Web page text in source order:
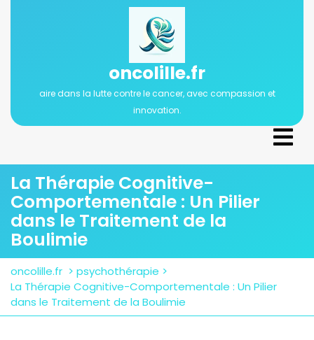
oncolille.fr
aire dans la lutte contre le cancer, avec compassion et
innovation.
La Thérapie Cognitive-
Comportementale : Un Pilier
dans le Traitement de la
Boulimie
oncolille.fr > psychothérapie >
La Thérapie Cognitive-Comportementale : Un Pilier
dans le Traitement de la Boulimie